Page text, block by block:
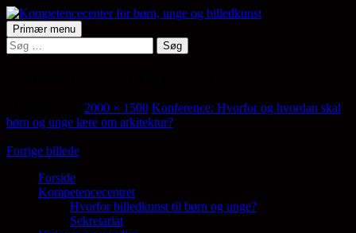
Hop
til
indhold
Kompetencecenter for børn,
SøgPrimær menu
Søg
efter:
2000 × 1500 Konference: Hvorfor og hvordan skal
børn og unge lære om arkitektur?
Forrige billede
Samler en lang række aktører på tværs af
den billedkunstneriske fødekæde
Forside
Kompetencecentret
Hvorfor billedkunst til børn og unge?
Sekretariat